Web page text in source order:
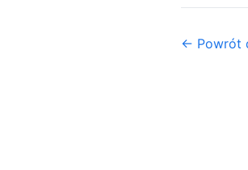
← Powrót